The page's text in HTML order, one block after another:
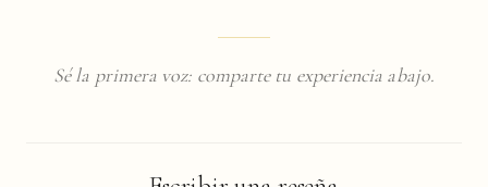
Sé la primera voz: comparte tu experiencia abajo.